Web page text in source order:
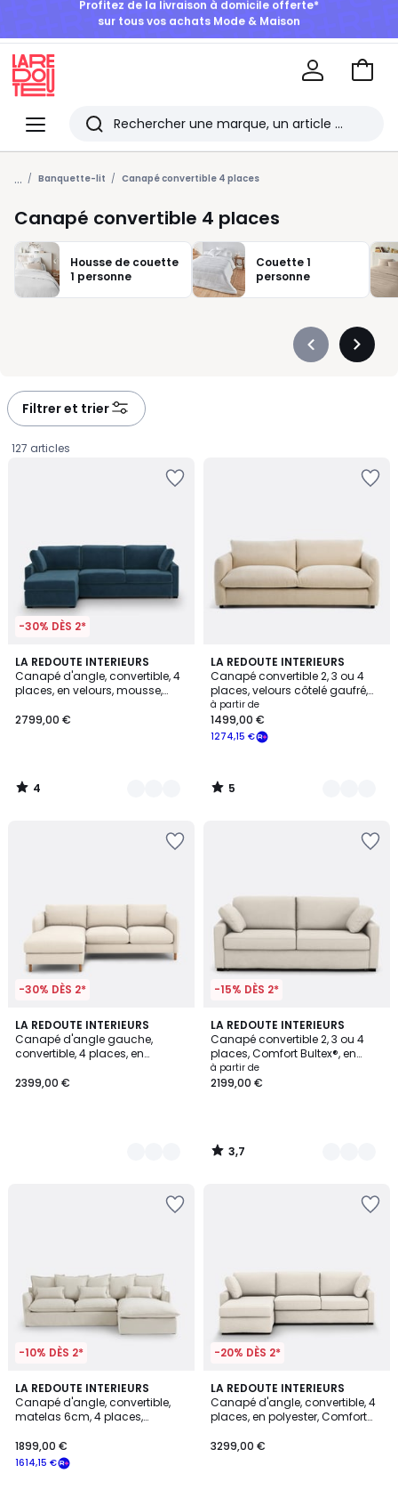
Menu
Redoute
Rechercher
Les
derniers
articles
consultés
Aller
... Banquette-lit Canapé convertible 4 places
Canapé convertible 4 places
Housse de couette
1 personne
Couette 1
personne
Précédent
Filtrer et trier
127 articles
-30% DÈS 2*
LA REDOUTE INTERIEURS
Canapé d'angle, convertible, 4
places, en velours, mousse,
€.
2799,00 €
4
/
5
7
Couleurs
4
/
LA REDOUTE INTERIEURS
Canapé convertible 2, 3 ou 4
places, velours côtelé gaufré,
YDE
à partir de
1274,15 €
1499,00 €
5
/
5
8
Couleurs
5
/
-30% DÈS 2*
LA REDOUTE INTERIEURS
Canapé d'angle gauche,
convertible, 4 places, en
2399,00 €
6
Couleurs
-15% DÈS 2*
LA REDOUTE INTERIEURS
Canapé convertible 2, 3 ou 4
places, Comfort Bultex®, en
polyester, TIMOR
à partir de
2199,00 €
3,7
/ 5
3
Couleurs
3,7
/
-10% DÈS 2*
LA REDOUTE INTERIEURS
Canapé d'angle, convertible,
matelas 6cm, 4 places,
1614,15 €
1899,00 €
4
Couleurs
-20% DÈS 2*
LA REDOUTE INTERIEURS
Canapé d'angle, convertible, 4
places, en polyester, Comfort
3299,00 €
4
/
5
3
Couleurs